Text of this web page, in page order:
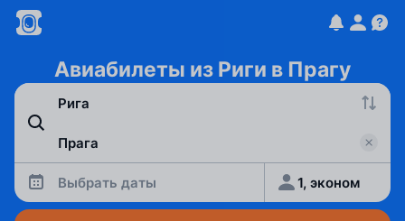
Авиабилеты из Риги в Прагу
Выбрать даты 1, эконом